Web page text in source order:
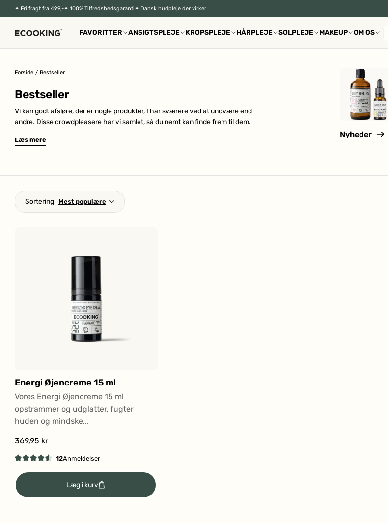
✦ Fri fragt fra 499,-✦ 100% Tilfredshedsgaranti✦ Dansk hudpleje der virker
FAVORITTER
Se Favoritter
ANSIGTSPLEJE
Dagcreme med SPF
Hudpleje til mænd
KROPSPLEJE
Selvbruner
HÅRPLEJE SOLPLEJE MAKEUP
Bronzer & Solpudder
OM OS
Forside / Bestseller
Bestseller
Vi kan godt afsløre, der er nogle produkter, I har sværere ved at undvære end
andre. Disse crowdpleasere har vi samlet, så du nemt kan finde frem til dem.
Læs mere
Nyheder
Sortering:
Energi Øjencreme 15 ml
Vores Energi Øjencreme 15 ml
opstrammer og udglatter, fugter
huden og mindske...
369,95 kr
4.5
ud
af
12Anmeldelser
Læg i kurv